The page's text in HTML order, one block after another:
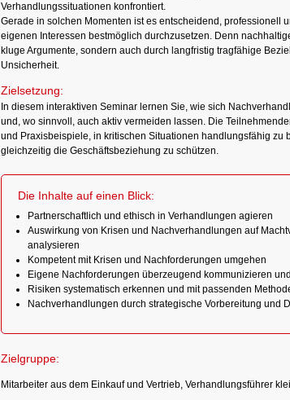
Verhandlungssituationen konfrontiert.
Gerade in solchen Momenten ist es entscheidend, professionell
eigenen Interessen bestmöglich durchzusetzen. Denn
kluge Argumente, sondern auch durch langfristig tragfähige
Unsicherheit.
Zielsetzung:
In diesem interaktiven Seminar lernen Sie, wie sich
und, wo sinnvoll, auch aktiv vermeiden lassen. Die
und Praxisbeispiele, in kritischen Situationen handlungsfähig zu
gleichzeitig die Geschäftsbeziehung zu schützen.
Die Inhalte auf einen Blick:
Partnerschaftlich und ethisch in Verhandlungen agieren
Auswirkung von Krisen und Nachverhandlungen auf
analysieren
Kompetent mit Krisen und Nachforderungen umgehen
Eigene Nachforderungen überzeugend kommunizieren
Risiken systematisch erkennen und mit passenden
Nachverhandlungen durch strategische Vorbereitung und
Zielgruppe:
Mitarbeiter aus dem Einkauf und Vertrieb, Verhandlungsführer